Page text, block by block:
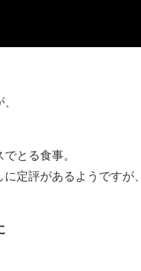
とる食事。
定評があるようですが、